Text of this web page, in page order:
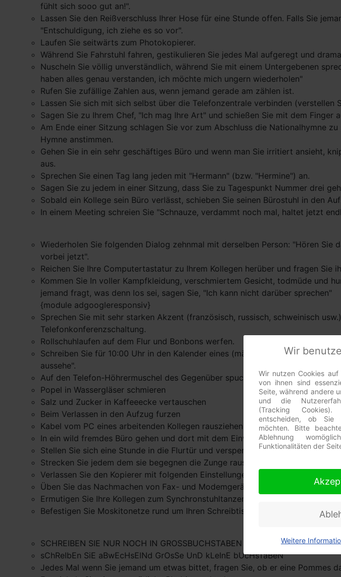
fühlt sich sooo gut an!".
Lassen Sie den Reißverschluss Ihrer Hose für eine Stunde offen. Falls Sie
"Entschuldigung, ich ziehe es so vor".
Laufen Sie seitwärts zum Photokopierer.
Während Sie Fahrstuhl fahren, gestikulieren Sie jedes Mal aufgeregt und
Nuscheln Sie völlig unverständlich, während Sie mit einem Untergebenen
haben alles genau verstanden, ich möchte mich ungern wiederholen"
Rufen Sie zufällige Zahlen aus, wenn jemand gerade am zählen ist.
Lassen Sie sich mit sich selbst über die Telefonzentrale verbinden (verstellen
Sagen Sie zu Ihrem Chef, "Ich mag Ihre Art" und schießen Sie mit dem Finger
Am Ende einer Sitzung schlagen Sie vor zum Abschluss die Nationalhymne
Hymne anstimmen.
Gehen Sie in ein sehr geschäftiges Büro und wenn man Sie irritiert ansieht,
aus.
Sprechen Sie einen Tag lang jeden mit "Hermann" (bzw. "Hermine") an.
Sagen Sie zu jedem in einer Sitzung, dass Sie zu Tagespunkt Nummer drei
Sobald ein Kollege sein Büro verlässt, schieben Sie seinen Bürostuhl in den
In einem Meeting schreien Sie "Schnauze, verdammt noch mal, haltet jetzt
Wiederholen Sie folgenden Dialog zehnmal mit derselben Person: "Hören Sie
vorbei jetzt".
Reichen Sie Ihre Computertastatur zu Ihrem Kollegen herüber und fragen Sie
Kommen Sie In voller Kampfkleidung, verschmiertem Gesicht, todmüde und
jemand fragt, was denn los sei, sagen Sie, "Ich kann nicht darüber sprechen"
{module adgoogleresponsiv}
Sprechen Sie mit sehr starken Akzent (französisch, russisch, schweinisch
Telefonkonferenzschaltung.
Rollschuhlaufen auf dem Flur und Bonbons werfen.
Schreiben Sie für 10:00 Uhr in den Kalender eines (männlichen) Kollegen:
aussehe".
Auf den Telefon-Höhrermuschel des Gegenüber spucken und warten bis es
Popel in Wassergläser schmieren
Salz und Zucker in Kaffeeecke vertauschen
Beim Verlassen in den Aufzug furzen
Kabel vom PC eines arbeitenden Kollegen rausziehen
In ein wild fremdes Büro gehen und dort mit dem Einwand "Hier stinkts" alle
Stellen Sie sich eine Stunde in die Flurtür und versperren jeden den Weg
Strecken Sie jedem dem sie begegnen die Zunge raus.
Verlassen Sie den Kopierer mit folgenden Einstellungen: 200% verkleinern, A3
Üben Sie das Nachmachen von Fax- und Modemgeräuschen
Ermutigen Sie Ihre Kollegen zum Synchronstuhltanzen
Befestigen Sie Moskitonetze rund um Ihren Schreibtisch
SCHREIBEN SIE NUR NOCH IN GROSSBUCHSTABEN
sChReIbEn SiE aBwEcHsElNd GrOsSe UnD kLeInE bUcHsTaBeN
Jedes Mal wenn Sie jemand um etwas bittet, fragen Sie, ob er eine Pommes
Wir
Wir nutzen Cookies auf
von ihnen sind
Seite, während andere
und die
(Tracking
entscheiden, ob Sie
möchten. Bitte
Ablehnung
Funktionalitäten der
Weitere